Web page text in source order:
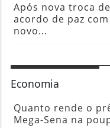
Após nova troca
acordo de paz
novo...
Economia
Quanto rende o
Mega-Sena na